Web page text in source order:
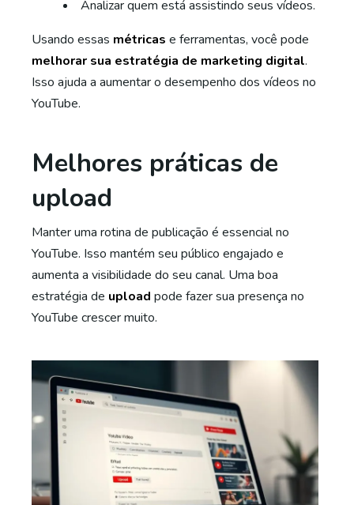
Analizar quem está assistindo seus vídeos.
Usando essas métricas e ferramentas, você pode
melhorar sua estratégia de marketing digital.
Isso ajuda a aumentar o desempenho dos vídeos no
YouTube.
Melhores práticas de
upload
Manter uma rotina de publicação é essencial no
YouTube. Isso mantém seu público engajado e
aumenta a visibilidade do seu canal. Uma boa
estratégia de upload pode fazer sua presença no
YouTube crescer muito.